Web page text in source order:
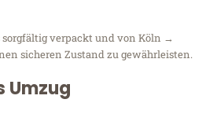
verpackt und von Köln →
sicheren Zustand zu gewährleisten.
Umzug